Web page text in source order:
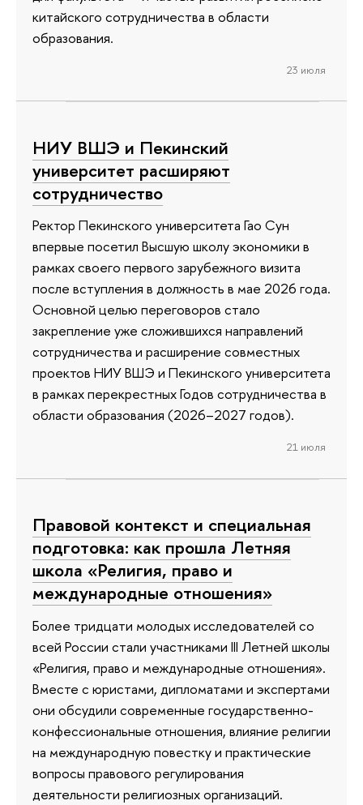
китайского сотрудничества в области
образования.
23 июля
НИУ ВШЭ и Пекинский
университет расширяют
сотрудничество
Ректор Пекинского университета Гао Сун
впервые посетил Высшую школу экономики в
рамках своего первого зарубежного визита
после вступления в должность в мае 2026 года.
Основной целью переговоров стало
закрепление уже сложившихся направлений
сотрудничества и расширение совместных
проектов НИУ ВШЭ и Пекинского университета
в рамках перекрестных Годов сотрудничества в
области образования (2026–2027 годов).
21 июля
Правовой контекст и специальная
подготовка: как прошла Летняя
школа «Религия, право и
международные отношения»
Более тридцати молодых исследователей со
всей России стали участниками III Летней школы
«Религия, право и международные отношения».
Вместе с юристами, дипломатами и экспертами
они обсудили современные государственно-
конфессиональные отношения, влияние религии
на международную повестку и практические
вопросы правового регулирования
деятельности религиозных организаций.